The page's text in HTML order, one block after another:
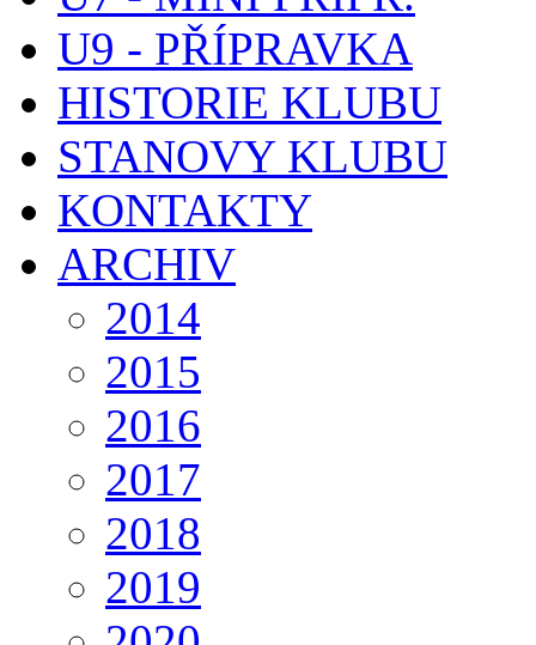
U9 - PŘÍPRAVKA
HISTORIE KLUBU
STANOVY KLUBU
KONTAKTY
ARCHIV
2014
2015
2016
2017
2018
2019